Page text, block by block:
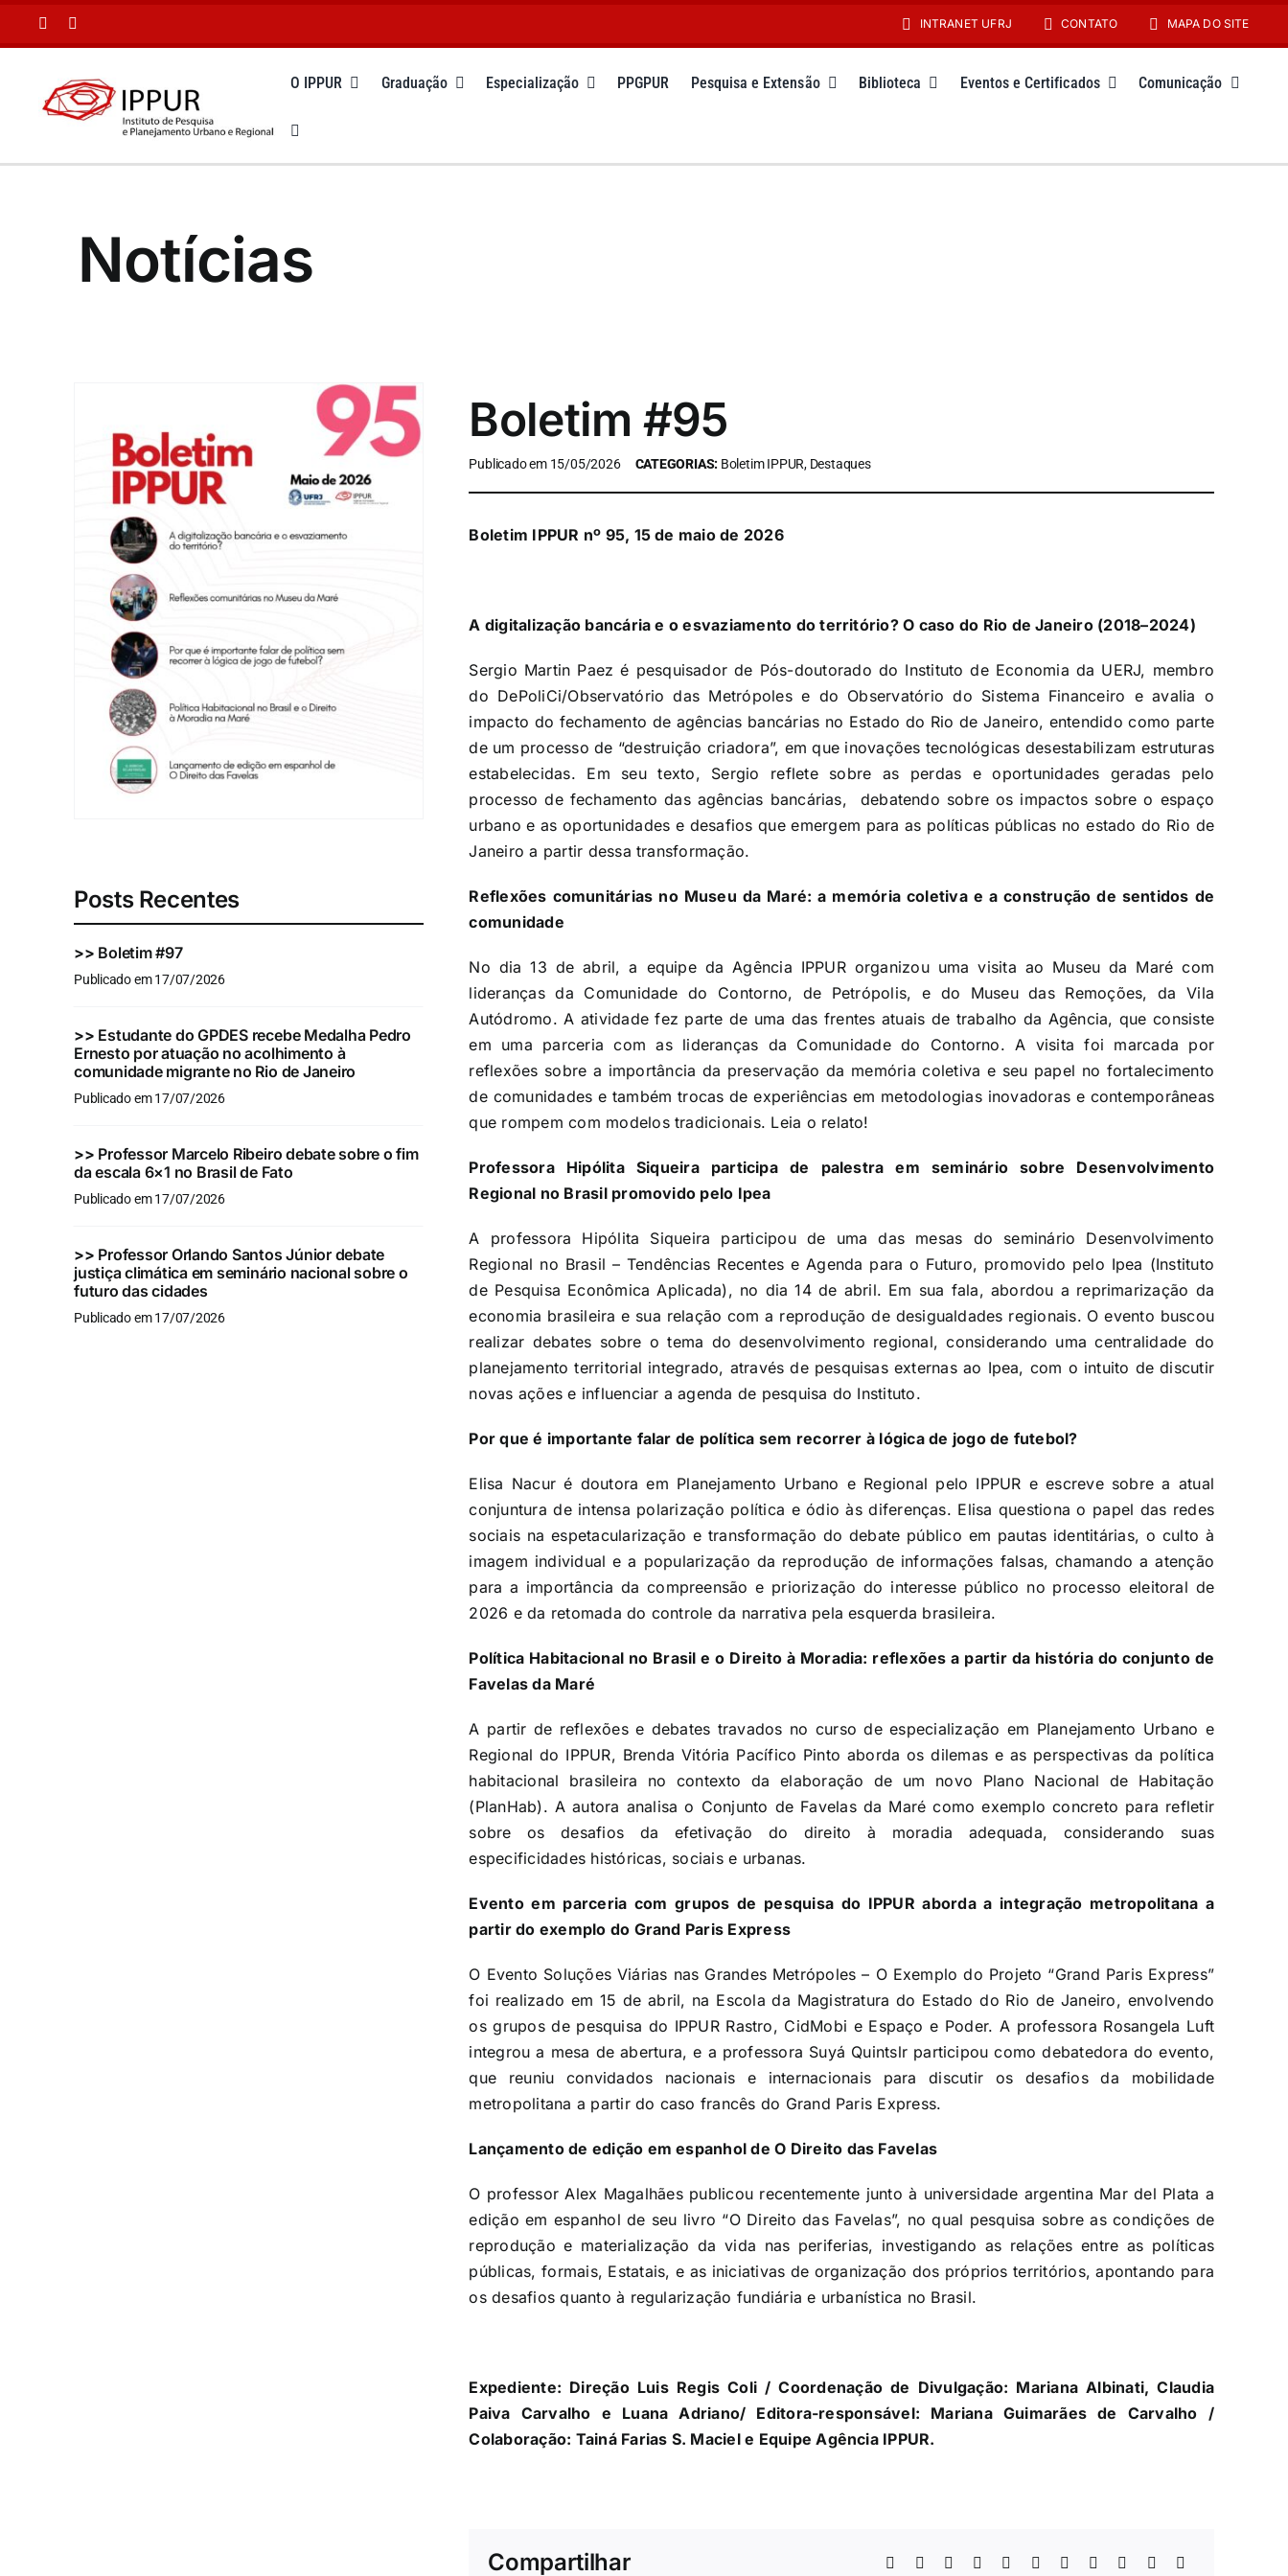
conteúdo
INTRANET UFRJ CONTATO MAPA DO SITE
O IPPUR Graduação Especialização PPGPUR Pesquisa e Extensão Biblioteca Eventos e Certificados Comunicação
Notícias
Posts Recentes
>> Boletim #97
Publicado em 17/07/2026
>> Estudante do GPDES recebe Medalha Pedro
Ernesto por atuação no acolhimento à
comunidade migrante no Rio de Janeiro
Publicado em 17/07/2026
>> Professor Marcelo Ribeiro debate sobre o fim
da escala 6×1 no Brasil de Fato
Publicado em 17/07/2026
>> Professor Orlando Santos Júnior debate
justiça climática em seminário nacional sobre o
futuro das cidades
Publicado em 17/07/2026
Boletim #95
Publicado em 15/05/2026 CATEGORIAS: Boletim IPPUR, Destaques
Boletim IPPUR nº 95, 15 de maio de 2026
A digitalização bancária e o esvaziamento do território? O caso do Rio de Janeiro (2018–2024)
Sergio Martin Paez é pesquisador de Pós-doutorado do Instituto de Economia da UERJ, membro
do DePoliCi/Observatório das Metrópoles e do Observatório do Sistema Financeiro e avalia o
impacto do fechamento de agências bancárias no Estado do Rio de Janeiro, entendido como parte
de um processo de “destruição criadora”, em que inovações tecnológicas desestabilizam estruturas
estabelecidas. Em seu texto, Sergio reflete sobre as perdas e oportunidades geradas pelo
processo de fechamento das agências bancárias, debatendo sobre os impactos sobre o espaço
urbano e as oportunidades e desafios que emergem para as políticas públicas no estado do Rio de
Janeiro a partir dessa transformação.
Reflexões comunitárias no Museu da Maré: a memória coletiva e a construção de sentidos de
comunidade
No dia 13 de abril, a equipe da Agência IPPUR organizou uma visita ao Museu da Maré com
lideranças da Comunidade do Contorno, de Petrópolis, e do Museu das Remoções, da Vila
Autódromo. A atividade fez parte de uma das frentes atuais de trabalho da Agência, que consiste
em uma parceria com as lideranças da Comunidade do Contorno. A visita foi marcada por
reflexões sobre a importância da preservação da memória coletiva e seu papel no fortalecimento
de comunidades e também trocas de experiências em metodologias inovadoras e contemporâneas
que rompem com modelos tradicionais. Leia o relato!
Professora Hipólita Siqueira participa de palestra em seminário sobre Desenvolvimento
Regional no Brasil promovido pelo Ipea
A professora Hipólita Siqueira participou de uma das mesas do seminário Desenvolvimento
Regional no Brasil – Tendências Recentes e Agenda para o Futuro, promovido pelo Ipea (Instituto
de Pesquisa Econômica Aplicada), no dia 14 de abril. Em sua fala, abordou a reprimarização da
economia brasileira e sua relação com a reprodução de desigualdades regionais. O evento buscou
realizar debates sobre o tema do desenvolvimento regional, considerando uma centralidade do
planejamento territorial integrado, através de pesquisas externas ao Ipea, com o intuito de discutir
novas ações e influenciar a agenda de pesquisa do Instituto.
Por que é importante falar de política sem recorrer à lógica de jogo de futebol?
Elisa Nacur é doutora em Planejamento Urbano e Regional pelo IPPUR e escreve sobre a atual
conjuntura de intensa polarização política e ódio às diferenças. Elisa questiona o papel das redes
sociais na espetacularização e transformação do debate público em pautas identitárias, o culto à
imagem individual e a popularização da reprodução de informações falsas, chamando a atenção
para a importância da compreensão e priorização do interesse público no processo eleitoral de
2026 e da retomada do controle da narrativa pela esquerda brasileira.
Política Habitacional no Brasil e o Direito à Moradia: reflexões a partir da história do conjunto de
Favelas da Maré
A partir de reflexões e debates travados no curso de especialização em Planejamento Urbano e
Regional do IPPUR, Brenda Vitória Pacífico Pinto aborda os dilemas e as perspectivas da política
habitacional brasileira no contexto da elaboração de um novo Plano Nacional de Habitação
(PlanHab). A autora analisa o Conjunto de Favelas da Maré como exemplo concreto para refletir
sobre os desafios da efetivação do direito à moradia adequada, considerando suas
especificidades históricas, sociais e urbanas.
Evento em parceria com grupos de pesquisa do IPPUR aborda a integração metropolitana a
partir do exemplo do Grand Paris Express
O Evento Soluções Viárias nas Grandes Metrópoles – O Exemplo do Projeto “Grand Paris Express”
foi realizado em 15 de abril, na Escola da Magistratura do Estado do Rio de Janeiro, envolvendo
os grupos de pesquisa do IPPUR Rastro, CidMobi e Espaço e Poder. A professora Rosangela Luft
integrou a mesa de abertura, e a professora Suyá Quintslr participou como debatedora do evento,
que reuniu convidados nacionais e internacionais para discutir os desafios da mobilidade
metropolitana a partir do caso francês do Grand Paris Express.
Lançamento de edição em espanhol de O Direito das Favelas
O professor Alex Magalhães publicou recentemente junto à universidade argentina Mar del Plata a
edição em espanhol de seu livro “O Direito das Favelas”, no qual pesquisa sobre as condições de
reprodução e materialização da vida nas periferias, investigando as relações entre as políticas
públicas, formais, Estatais, e as iniciativas de organização dos próprios territórios, apontando para
os desafios quanto à regularização fundiária e urbanística no Brasil.
Expediente: Direção Luis Regis Coli / Coordenação de Divulgação: Mariana Albinati, Claudia
Paiva Carvalho e Luana Adriano/ Editora-responsável: Mariana Guimarães de Carvalho /
Colaboração: Tainá Farias S. Maciel e Equipe Agência IPPUR.
Compartilhar